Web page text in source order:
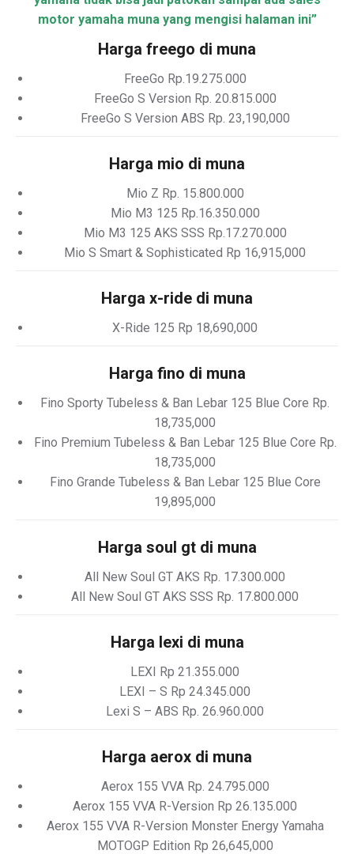
motor yamaha muna yang mengisi halaman ini”
Harga freego di muna
FreeGo Rp.19.275.000
FreeGo S Version Rp. 20.815.000
FreeGo S Version ABS Rp. 23,190,000
Harga mio di muna
Mio Z Rp. 15.800.000
Mio M3 125 Rp.16.350.000
Mio M3 125 AKS SSS Rp.17.270.000
Mio S Smart & Sophisticated Rp 16,915,000
Harga x-ride di muna
X-Ride 125 Rp 18,690,000
Harga fino di muna
Fino Sporty Tubeless & Ban Lebar 125 Blue Core Rp.
18,735,000
Fino Premium Tubeless & Ban Lebar 125 Blue Core Rp.
18,735,000
Fino Grande Tubeless & Ban Lebar 125 Blue Core
19,895,000
Harga soul gt di muna
All New Soul GT AKS Rp. 17.300.000
All New Soul GT AKS SSS Rp. 17.800.000
Harga lexi di muna
LEXI Rp 21.355.000
LEXI – S Rp 24.345.000
Lexi S – ABS Rp. 26.960.000
Harga aerox di muna
Aerox 155 VVA Rp. 24.795.000
Aerox 155 VVA R-Version Rp 26.135.000
Aerox 155 VVA R-Version Monster Energy Yamaha
MOTOGP Edition Rp 26,645,000